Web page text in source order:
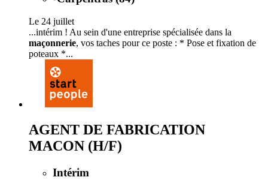
Le 24 juillet
...intérim ! Au sein d'une entreprise spécialisée dans la
maçonnerie, vos taches pour ce poste : * Pose et fixation de
poteaux *...
AGENT DE FABRICATION
MACON (H/F)
Intérim